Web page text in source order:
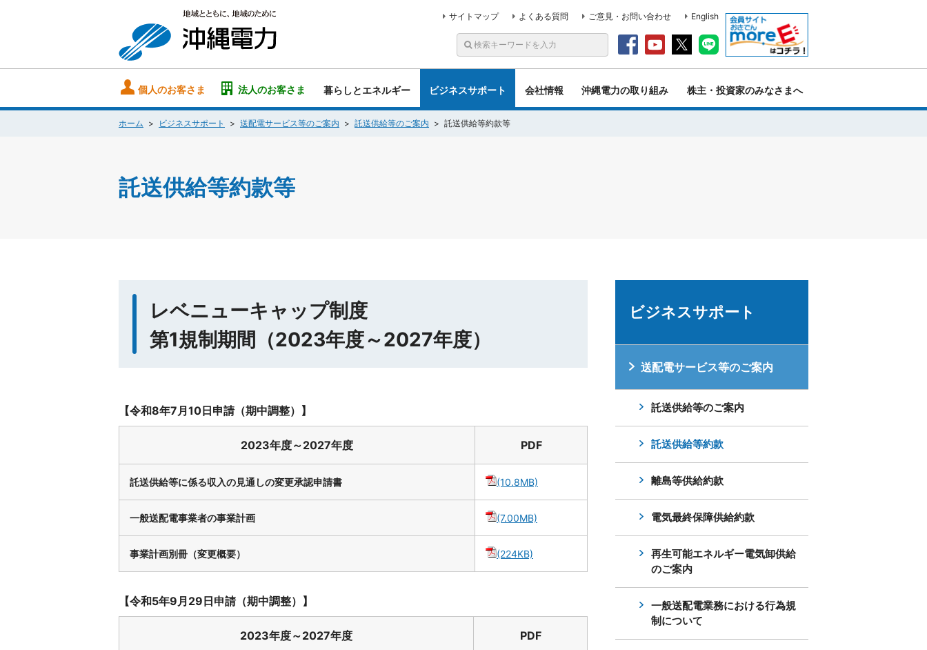
サイトマップ よくある質問 ご意見・お問い合わせ English
個人のお客さま 法人のお客さま 暮らしとエネルギー ビジネスサポート 会社情報 沖縄電力の取り組み 株主・投資家のみなさまへ
ホーム ビジネスサポート 送配電サービス等のご案内 託送供給等のご案内 託送供給等約款等
託送供給等約款等
レベニューキャップ制度
第1規制期間（2023年度～2027年度）
【令和8年7月10日申請（期中調整）】
2023年度～2027年度 PDF
託送供給等に係る収入の見通しの変更承認申請書 (10.8MB)
一般送配電事業者の事業計画 (7.00MB)
事業計画別冊（変更概要） (224KB)
【令和5年9月29日申請（期中調整）】
2023年度～2027年度 PDF
ビジネスサポート
送配電サービス等のご案内
託送供給等のご案内
託送供給等約款
離島等供給約款
電気最終保障供給約款
再生可能エネルギー電気卸供給
のご案内
一般送配電業務における行為規
制について